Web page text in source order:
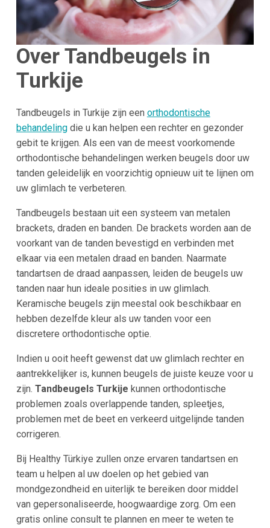
Over Tandbeugels in
Turkije
Tandbeugels in Turkije zijn een orthodontische
behandelingdie u kan helpen een rechter en gezonder
gebit te krijgen. Als een van de meest voorkomende
orthodontische behandelingen werken beugels door uw
tanden geleidelijk en voorzichtig opnieuw uit te lijnen om
uw glimlach te verbeteren.
Tandbeugels bestaan uit een systeem van metalen
brackets, draden en banden. De brackets worden aan de
voorkant van de tanden bevestigd en verbinden met
elkaar via een metalen draad en banden. Naarmate
tandartsen de draad aanpassen, leiden de beugels uw
tanden naar hun ideale posities in uw glimlach.
Keramische beugels zijn meestal ook beschikbaar en
hebben dezelfde kleur als uw tanden voor een
discretere orthodontische optie.
Indien u ooit heeft gewenst dat uw glimlach rechter en
aantrekkelijker is, kunnen beugels de juiste keuze voor u
zijn. Tandbeugels Turkije kunnen orthodontische
problemen zoals overlappende tanden, spleetjes,
problemen met de beet en verkeerd uitgelijnde tanden
corrigeren.
Bij Healthy Türkiye zullen onze ervaren tandartsen en
team u helpen al uw doelen op het gebied van
mondgezondheid en uiterlijk te bereiken door middel
van gepersonaliseerde, hoogwaardige zorg. Om een
gratis online consult te plannen en meer te weten te